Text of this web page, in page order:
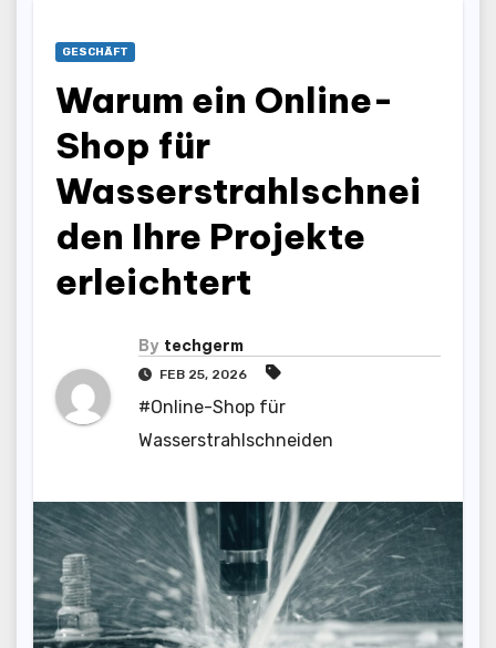
GESCHÄFT
Warum ein Online-
Shop für
Wasserstrahlschnei
den Ihre Projekte
erleichtert
By techgerm
FEB 25, 2026
#Online-Shop für
Wasserstrahlschneiden